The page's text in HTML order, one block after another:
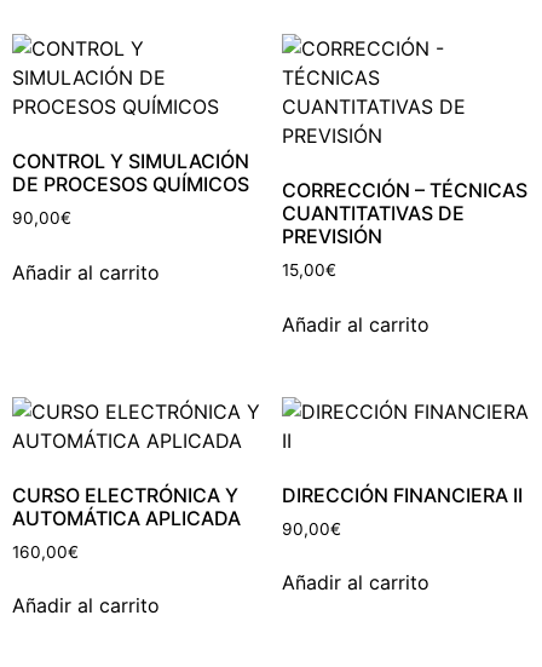
CONTROL Y SIMULACIÓN
DE PROCESOS QUÍMICOS
90,00€
Añadir al carrito
CORRECCIÓN – TÉCNICAS
CUANTITATIVAS DE
PREVISIÓN
15,00€
Añadir al carrito
CURSO ELECTRÓNICA Y
AUTOMÁTICA APLICADA
160,00€
Añadir al carrito
DIRECCIÓN FINANCIERA II
90,00€
Añadir al carrito